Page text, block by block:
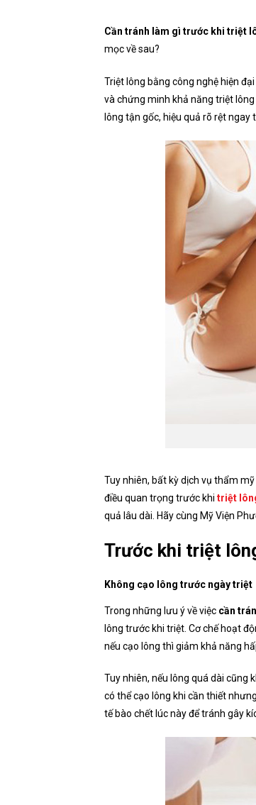
Cần tránh làm gì trước khi triệt
mọc về sau?
Triệt lông bằng công nghệ hiện
và chứng minh khả năng triệt
lông tận gốc, hiệu quả rõ rệt ngay
Tuy nhiên, bất kỳ dịch vụ thẩm
điều quan trọng trước khi triệt
quả lâu dài. Hãy cùng Mỹ Viện
Trước khi triệt
Không cạo lông trước ngày triệt
Trong những lưu ý về việc cần
lông trước khi triệt. Cơ chế hoạt
nếu cạo lông thì giảm khả năng
Tuy nhiên, nếu lông quá dài cũng
có thể cạo lông khi cần thiết
tế bào chết lúc này để tránh gây